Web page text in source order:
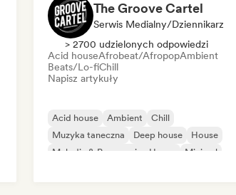
The Groove Cartel
Serwis Medialny/Dziennikarz
> 2700 udzielonych odpowiedzi
Acid houseAfrobeat/AfropopAmbient
Beats/Lo-fiChill
Napisz artykuły
Acid house Ambient
Chill
Muzyka taneczna
Deep house
House
Melodic & Progressive House
Minimal